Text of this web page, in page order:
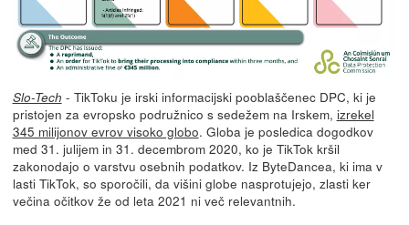
Slo-Tech - TikToku je irski informacijski pooblaščenec DPC, ki je
pristojen za evropsko podružnico s sedežem na Irskem, izrekel
345 milijonov evrov visoko globo. Globa je posledica dogodkov
med 31. julijem in 31. decembrom 2020, ko je TikTok kršil
zakonodajo o varstvu osebnih podatkov. Iz ByteDancea, ki ima v
lasti TikTok, so sporočili, da višini globe nasprotujejo, zlasti ker
večina očitkov že od leta 2021 ni več relevantnih.